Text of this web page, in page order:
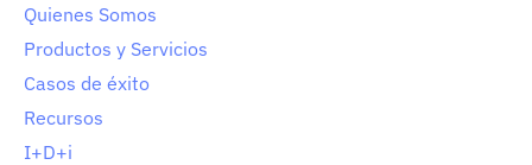
Quienes Somos
Productos y Servicios
Casos de éxito
Recursos
I+D+i